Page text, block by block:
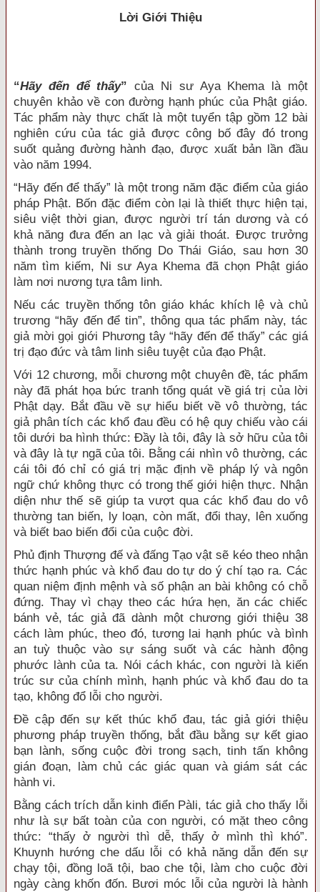
Lời Giới Thiệu
“Hãy đến để thấy” của Ni sư Aya Khema là một
chuyên khảo về con đường hạnh phúc của Phật giáo.
Tác phẩm này thực chất là một tuyển tập gồm 12 bài
nghiên cứu của tác giả được công bố đây đó trong
suốt quảng đường hành đạo, được xuất bản lần đầu
vào năm 1994.
“Hãy đến để thấy” là một trong năm đặc điểm của giáo
pháp Phật. Bốn đặc điểm còn lại là thiết thực hiện tại,
siêu việt thời gian, được người trí tán dương và có
khả năng đưa đến an lạc và giải thoát. Được trưởng
thành trong truyền thống Do Thái Giáo, sau hơn 30
năm tìm kiếm, Ni sư Aya Khema đã chọn Phật giáo
làm nơi nương tựa tâm linh.
Nếu các truyền thống tôn giáo khác khích lệ và chủ
trương “hãy đến để tin”, thông qua tác phẩm này, tác
giả mời gọi giới Phương tây “hãy đến để thấy” các giá
trị đạo đức và tâm linh siêu tuyệt của đạo Phật.
Với 12 chương, mỗi chương một chuyên đề, tác phẩm
này đã phát họa bức tranh tổng quát về giá trị của lời
Phật dạy. Bắt đầu về sự hiểu biết về vô thường, tác
giả phân tích các khổ đau đều có hệ quy chiếu vào cái
tôi dưới ba hình thức: Đầy là tôi, đây là sở hữu của tôi
và đây là tự ngã của tôi. Bằng cái nhìn vô thường, các
cái tôi đó chỉ có giá trị mặc định về pháp lý và ngôn
ngữ chứ không thực có trong thế giới hiện thực. Nhận
diện như thế sẽ giúp ta vượt qua các khổ đau do vô
thường tan biến, ly loạn, còn mất, đổi thay, lên xuống
và biết bao biến đổi của cuộc đời.
Phủ định Thượng đế và đấng Tạo vật sẽ kéo theo nhận
thức hạnh phúc và khổ đau do tự do ý chí tạo ra. Các
quan niệm định mệnh và số phận an bài không có chỗ
đứng. Thay vì chạy theo các hứa hẹn, ăn các chiếc
bánh vẻ, tác giả đã dành một chương giới thiệu 38
cách làm phúc, theo đó, tương lai hạnh phúc và bình
an tuỳ thuộc vào sự sáng suốt và các hành động
phước lành của ta. Nói cách khác, con người là kiến
trúc sư của chính mình, hạnh phúc và khổ đau do ta
tạo, không đổ lỗi cho người.
Đề cập đến sự kết thúc khổ đau, tác giả giới thiệu
phương pháp truyền thống, bắt đầu bằng sự kết giao
bạn lành, sống cuộc đời trong sạch, tinh tấn không
gián đoạn, làm chủ các giác quan và giám sát các
hành vi.
Bằng cách trích dẫn kinh điển Pàli, tác giả cho thấy lỗi
như là sự bất toàn của con người, có mặt theo công
thức: “thấy ở người thì dễ, thấy ở mình thì khó”.
Khuynh hướng che dấu lỗi có khả năng dẫn đến sự
chạy tội, đồng loã tội, bao che tội, làm cho cuộc đời
ngày càng khốn đốn. Bươi móc lỗi của người là hành